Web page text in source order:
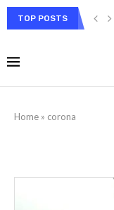
TOP POSTS
Home » corona